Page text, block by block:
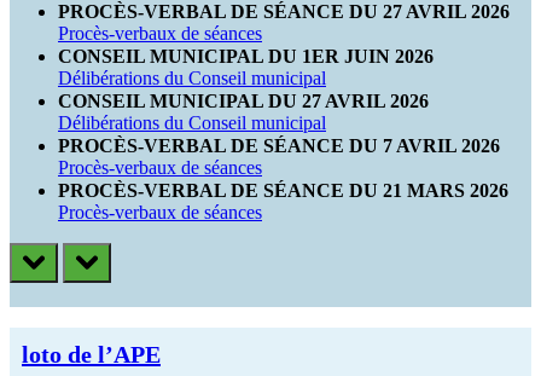
PROCÈS-VERBAL DE SÉANCE DU 27 AVRIL 2026
Procès-verbaux de séances
CONSEIL MUNICIPAL DU 1ER JUIN 2026
Délibérations du Conseil municipal
CONSEIL MUNICIPAL DU 27 AVRIL 2026
Délibérations du Conseil municipal
PROCÈS-VERBAL DE SÉANCE DU 7 AVRIL 2026
Procès-verbaux de séances
PROCÈS-VERBAL DE SÉANCE DU 21 MARS 2026
Procès-verbaux de séances
prev next
loto de l’APE